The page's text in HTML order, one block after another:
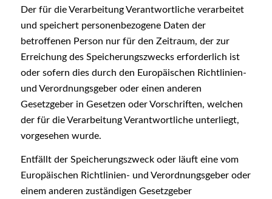
Der für die Verarbeitung Verantwortliche verarbeitet
und speichert personenbezogene Daten der
betroffenen Person nur für den Zeitraum, der zur
Erreichung des Speicherungszwecks erforderlich ist
oder sofern dies durch den Europäischen Richtlinien-
und Verordnungsgeber oder einen anderen
Gesetzgeber in Gesetzen oder Vorschriften, welchen
der für die Verarbeitung Verantwortliche unterliegt,
vorgesehen wurde.
Entfällt der Speicherungszweck oder läuft eine vom
Europäischen Richtlinien- und Verordnungsgeber oder
einem anderen zuständigen Gesetzgeber